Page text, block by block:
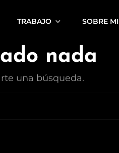
TRABAJO SOBRE MI
nada
una búsqueda.